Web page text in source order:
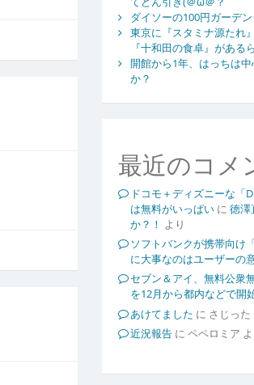
ダイソーの100円ガーデ
東京に『スタミナ源たれ
『十和田の食卓』がある
開館から1年、はっちは
か？
最近のコメ
ドコモ＋ディズニーな「
は無料がいっぱいに 徳澤
か？！ より
ソフトバンクが携帯向け
に大事なのはユーザーの
セブン＆アイ、無料公衆
を12月から都内などで開
あけてました に さじった
近況報告に ペペロミア